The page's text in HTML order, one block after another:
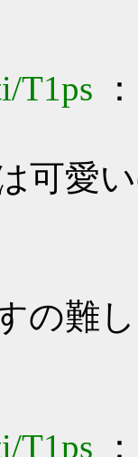
T1ps
可愛
の難
T1ps